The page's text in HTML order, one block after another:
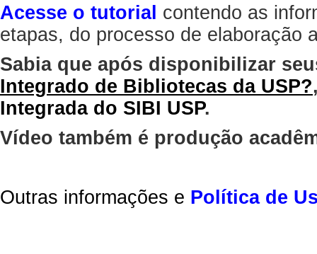
Acesse o tutorial contendo as
etapas, do processo de elaboração
Sabia que após disponibilizar
Integrado de Bibliotecas da USP?
Integrada do SIBI USP.
Vídeo também é produção
Outras informações e Política de